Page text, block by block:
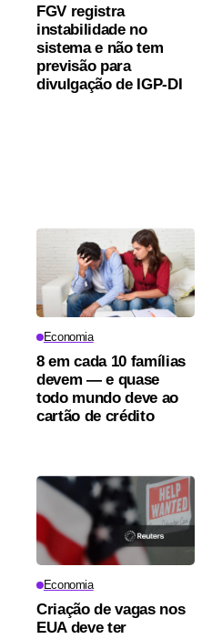
FGV registra
instabilidade no
sistema e não tem
previsão para
divulgação de IGP-DI
Economia
8 em cada 10 famílias
devem — e quase
todo mundo deve ao
cartão de crédito
Economia
Criação de vagas nos
EUA deve ter